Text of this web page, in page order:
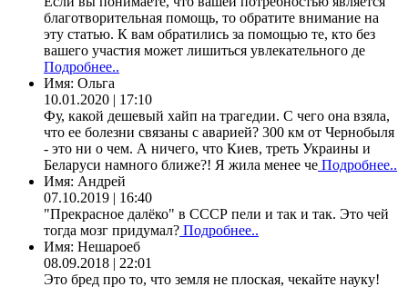
благотворительная помощь, то обратите внимание на
эту статью. К вам обратились за помощью те, кто без
вашего участия может лишиться увлекательного де
Подробнее..
Имя: Ольга
10.01.2020 | 17:10
Фу, какой дешевый хайп на трагедии. С чего она взяла,
что ее болезни связаны с аварией? 300 км от Чернобыля
- это ни о чем. А ничего, что Киев, треть Украины и
Беларуси намного ближе?! Я жила менее че Подробнее..
Имя: Андрей
07.10.2019 | 16:40
"Прекрасное далёко" в СССР пели и так и так. Это чей
тогда мозг придумал? Подробнее..
Имя: Нешароеб
08.09.2018 | 22:01
Это бред про то, что земля не плоская, чекайте науку!